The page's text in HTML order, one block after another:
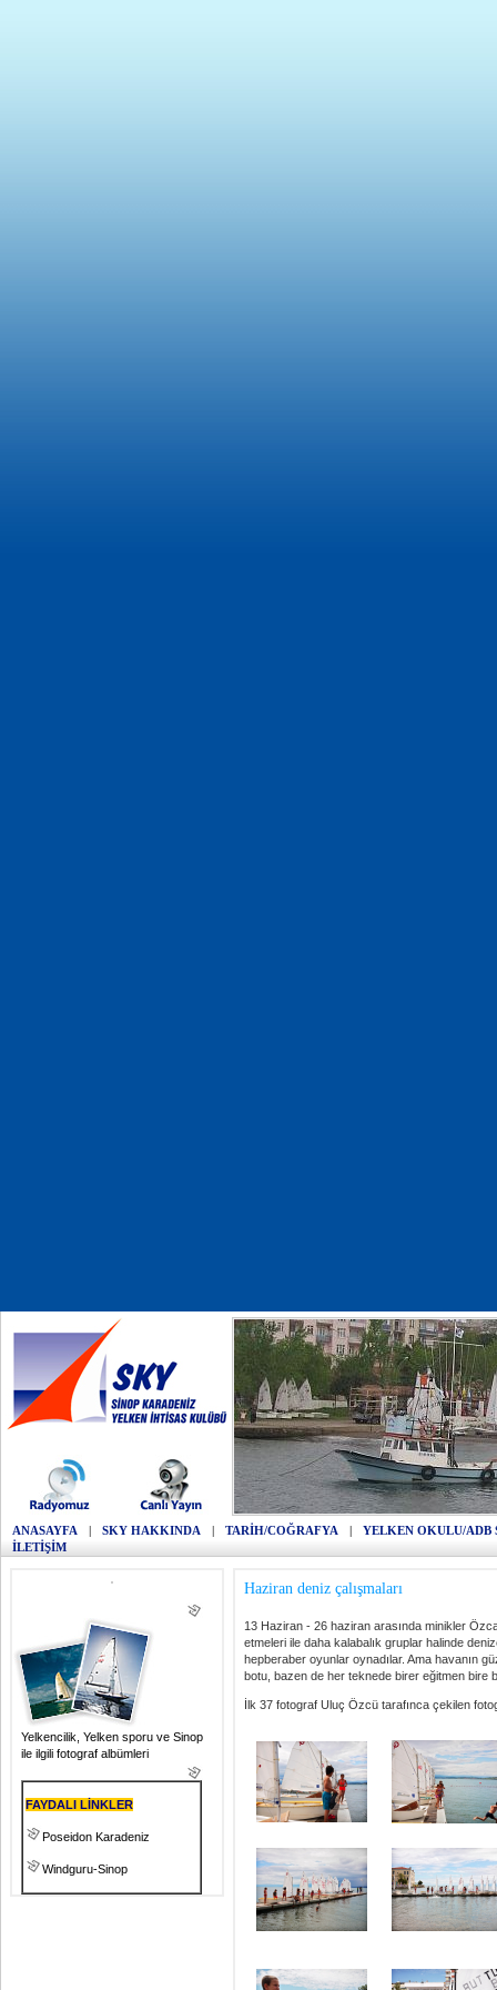
ANASAYFA | SKY HAKKINDA | TARİH/COĞRAFYA |
YELKEN OKULU/ADB
İLETİŞİM
Yelkencilik, Yelken sporu ve Sinop
ile ilgili fotograf albümleri
FAYDALI LİNKLER
Poseidon Karadeniz
Windguru-Sinop
Haziran deniz çalışmaları
13 Haziran - 26 haziran arasında minikler
etmeleri ile daha kalabalık gruplar halinde
hepberaber oyunlar oynadılar. Ama havanın
botu, bazen de her teknede birer eğitmen bire
İlk 37 fotograf Uluç Özcü tarafınca çekilen